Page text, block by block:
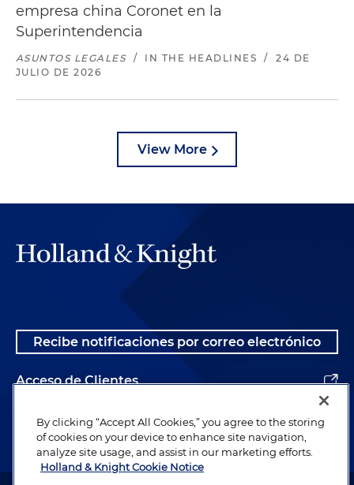
empresa china Coronet en la
Superintendencia
ASUNTOS LEGALES / IN THE HEADLINES /
24 DE
JULIO DE 2026
View More
Recibe notificaciones por correo electrónico
Acceso de Clientes
Alumnos
By clicking “Accept All Cookies,” you agree to the storing
of cookies on your device to enhance site navigation,
analyze site usage, and assist in our marketing efforts.
Holland & Knight Cookie Notice